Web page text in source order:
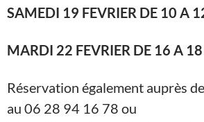
SAMEDI 19 FEVRIER DE 10 A
MARDI 22 FEVRIER DE 16 A
Réservation également auprès
au 06 28 94 16 78 ou